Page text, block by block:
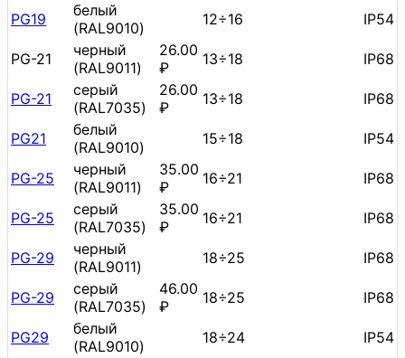
PG19
белый
(RAL9010)
12÷16 IP54
PG-21
черный
(RAL9011)
26.00
₽
13÷18 IP68
PG-21
серый
(RAL7035)
26.00
₽
13÷18 IP68
PG21
белый
(RAL9010)
15÷18 IP54
PG-25
черный
(RAL9011)
35.00
₽
16÷21 IP68
PG-25
серый
(RAL7035)
35.00
₽
16÷21 IP68
PG-29
черный
(RAL9011)
18÷25 IP68
PG-29
серый
(RAL7035)
46.00
₽
18÷25 IP68
PG29
белый
(RAL9010)
18÷24 IP54